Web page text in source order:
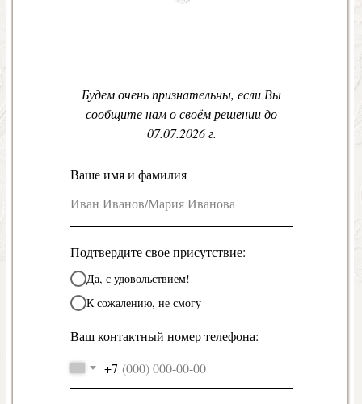
Будем очень признательны, если Вы
сообщите нам о своём решении до
07.07.2026 г.
Ваше имя и фамилия
Подтвердите свое присутствие:
Да, с удовольствием!
К сожалению, не смогу
Ваш контактный номер телефона:
+7